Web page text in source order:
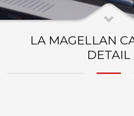
LA MAGELLAN
DETAIL